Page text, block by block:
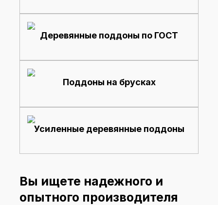
Деревянные поддоны по ГОСТ
Поддоны на брусках
Усиленные деревянные поддоны
Вы ищете надежного и
опытного производителя